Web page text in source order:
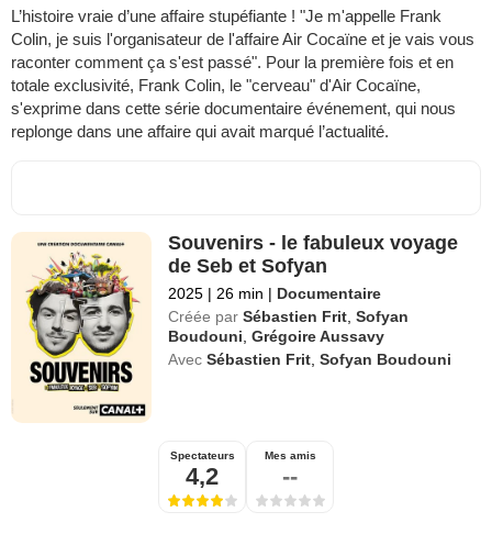
L’histoire vraie d’une affaire stupéfiante ! "Je m'appelle Frank
Colin, je suis l'organisateur de l'affaire Air Cocaïne et je vais vous
raconter comment ça s'est passé". Pour la première fois et en
totale exclusivité, Frank Colin, le "cerveau" d'Air Cocaïne,
s'exprime dans cette série documentaire événement, qui nous
replonge dans une affaire qui avait marqué l’actualité.
Souvenirs - le fabuleux voyage
de Seb et Sofyan
2025 | 26 min | Documentaire
Créée par Sébastien Frit ,Sofyan
Boudouni ,Grégoire Aussavy
Avec Sébastien Frit ,Sofyan Boudouni
Spectateurs
4,2
Mes amis
--